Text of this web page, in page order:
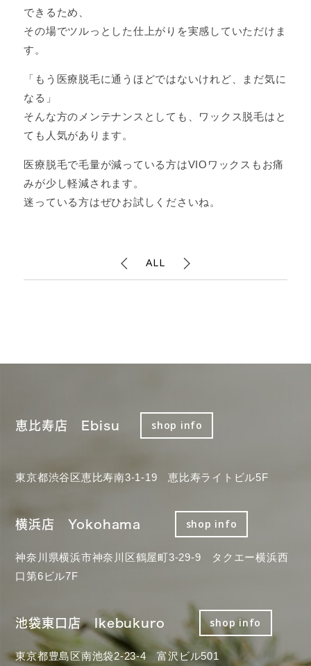
できるため、
その場でツルっとした仕上がりを実感していただけま
す。
「もう医療脱毛に通うほどではないけれど、まだ気に
なる」
そんな方のメンテナンスとしても、ワックス脱毛はと
ても人気があります。
医療脱毛で毛量が減っている方はVIOワックスもお痛
みが少し軽減されます。
迷っている方はぜひお試しくださいね。
ALL
恵比寿店 Ebisu shop info
東京都渋谷区恵比寿南3-1-19 恵比寿ライトビル5F
横浜店 Yokohama shop info
神奈川県横浜市神奈川区鶴屋町3-29-9 タクエー横浜西
口第6ビル7F
池袋東口店 Ikebukuro shop info
東京都豊島区南池袋2-23-4 富沢ビル501